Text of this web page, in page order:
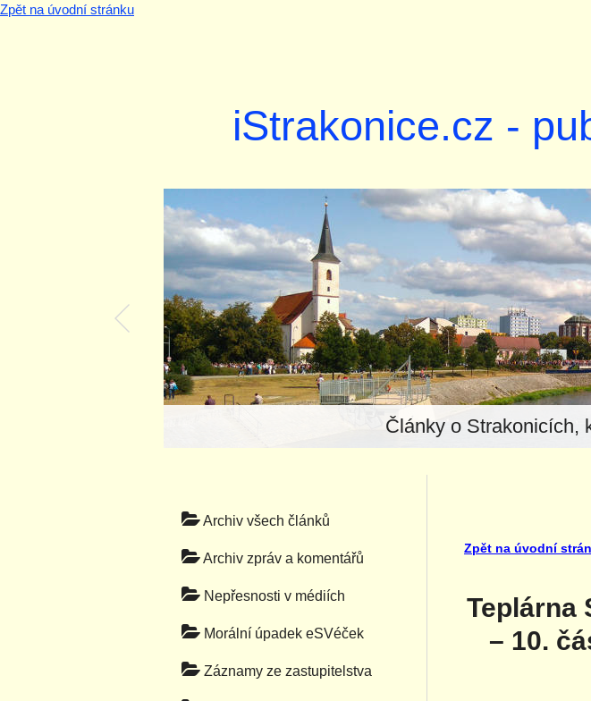
Zpět na úvodní stránku
iStrakonice.cz -
Články o Strakonicích,
Zpět na úvodní
Teplárna
– 10.
Archiv všech článků
Archiv zpráv a komentářů
Nepřesnosti v médiích
Morální úpadek eSVéček
Záznamy ze zastupitelstva